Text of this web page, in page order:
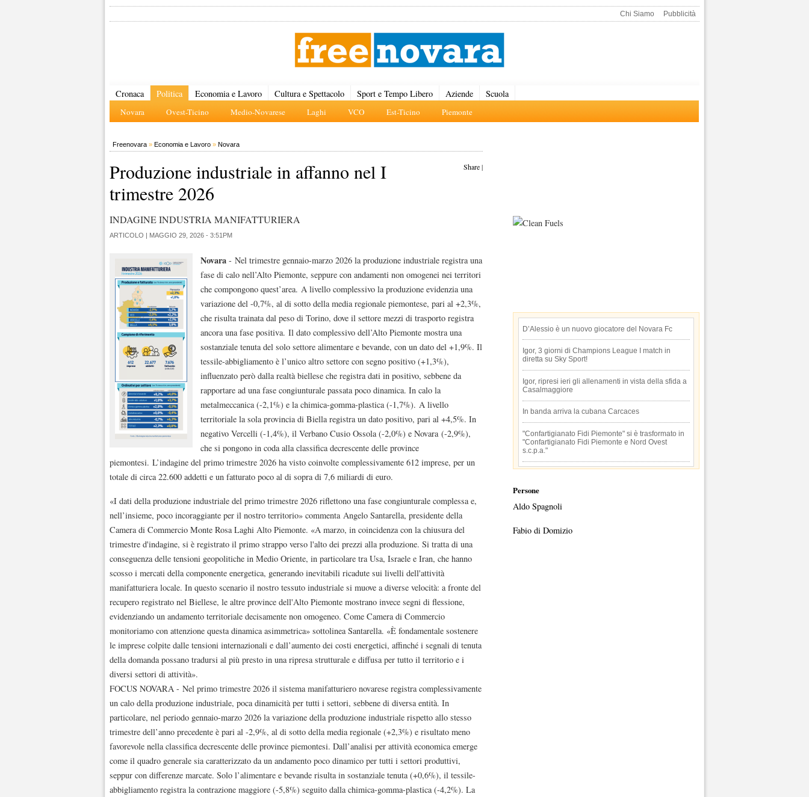
Chi Siamo Pubblicità
Cronaca Politica
Novara Ovest-Ticino Medio-Novarese Laghi VCO Est-Ticino Piemonte
Economia e Lavoro Cultura e Spettacolo Sport e Tempo Libero Aziende Scuola
Freenovara » Economia e Lavoro » Novara
Share|
Produzione industriale in affanno nel I
trimestre 2026
INDAGINE INDUSTRIA MANIFATTURIERA
ARTICOLO | MAGGIO 29, 2026 - 3:51PM
Novara - Nel trimestre gennaio-marzo 2026 la produzione industriale registra una
fase di calo nell’Alto Piemonte, seppure con andamenti non omogenei nei territori
che compongono quest’area. A livello complessivo la produzione evidenzia una
variazione del -0,7%, al di sotto della media regionale piemontese, pari al +2,3%,
che risulta trainata dal peso di Torino, dove il settore mezzi di trasporto registra
ancora una fase positiva. Il dato complessivo dell’Alto Piemonte mostra una
sostanziale tenuta del solo settore alimentare e bevande, con un dato del +1,9%. Il
tessile-abbigliamento è l’unico altro settore con segno positivo (+1,3%),
influenzato però dalla realtà biellese che registra dati in positivo, sebbene da
rapportare ad una fase congiunturale passata poco dinamica. In calo la
metalmeccanica (-2,1%) e la chimica-gomma-plastica (-1,7%). A livello
territoriale la sola provincia di Biella registra un dato positivo, pari al +4,5%. In
negativo Vercelli (-1,4%), il Verbano Cusio Ossola (-2,0%) e Novara (-2,9%),
che si pongono in coda alla classifica decrescente delle province
piemontesi. L’indagine del primo trimestre 2026 ha visto coinvolte complessivamente 612 imprese, per un
totale di circa 22.600 addetti e un fatturato poco al di sopra di 7,6 miliardi di euro.
«I dati della produzione industriale del primo trimestre 2026 riflettono una fase congiunturale complessa e,
nell’insieme, poco incoraggiante per il nostro territorio» commenta Angelo Santarella, presidente della
Camera di Commercio Monte Rosa Laghi Alto Piemonte. «A marzo, in coincidenza con la chiusura del
trimestre d'indagine, si è registrato il primo strappo verso l'alto dei prezzi alla produzione. Si tratta di una
conseguenza delle tensioni geopolitiche in Medio Oriente, in particolare tra Usa, Israele e Iran, che hanno
scosso i mercati della componente energetica, generando inevitabili ricadute sui livelli dell'attività
manifatturiera locale. In questo scenario il nostro tessuto industriale si muove a diverse velocità: a fronte del
recupero registrato nel Biellese, le altre province dell'Alto Piemonte mostrano invece segni di flessione,
evidenziando un andamento territoriale decisamente non omogeneo. Come Camera di Commercio
monitoriamo con attenzione questa dinamica asimmetrica» sottolinea Santarella. «È fondamentale sostenere
le imprese colpite dalle tensioni internazionali e dall’aumento dei costi energetici, affinché i segnali di tenuta
della domanda possano tradursi al più presto in una ripresa strutturale e diffusa per tutto il territorio e i
diversi settori di attività».
FOCUS NOVARA - Nel primo trimestre 2026 il sistema manifatturiero novarese registra complessivamente
un calo della produzione industriale, poca dinamicità per tutti i settori, sebbene di diversa entità. In
particolare, nel periodo gennaio-marzo 2026 la variazione della produzione industriale rispetto allo stesso
trimestre dell’anno precedente è pari al -2,9%, al di sotto della media regionale (+2,3%) e risultato meno
favorevole nella classifica decrescente delle province piemontesi. Dall’analisi per attività economica emerge
come il quadro generale sia caratterizzato da un andamento poco dinamico per tutti i settori produttivi,
seppur con differenze marcate. Solo l’alimentare e bevande risulta in sostanziale tenuta (+0,6%), il tessile-
abbigliamento registra la contrazione maggiore (-5,8%) seguito dalla chimica-gomma-plastica (-4,2%). La
D’Alessio è un nuovo giocatore del Novara Fc
Igor, 3 giorni di Champions League I match in
diretta su Sky Sport!
Igor, ripresi ieri gli allenamenti in vista della sfida a
Casalmaggiore
In banda arriva la cubana Carcaces
"Confartigianato Fidi Piemonte" si è trasformato in
"Confartigianato Fidi Piemonte e Nord Ovest
s.c.p.a."
Persone
Aldo Spagnoli
Fabio di Domizio